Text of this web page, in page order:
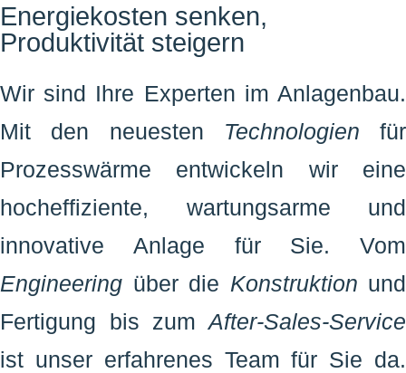
Energiekosten senken,
Produktivität steigern
Wir sind Ihre Experten im Anlagenbau.
Mit den neuesten Technologien für
Prozesswärme entwickeln wir eine
hocheffiziente, wartungsarme und
innovative Anlage für Sie. Vom
Engineering über die Konstruktion und
Fertigung bis zum After-Sales-Service
ist unser erfahrenes Team für Sie da.